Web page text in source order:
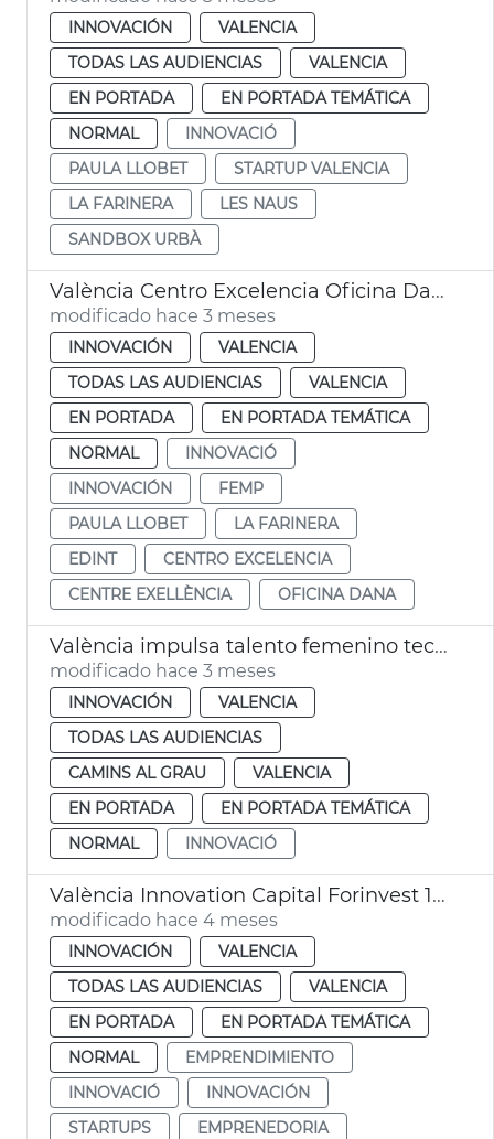
INNOVACIÓN
VALENCIA
TODAS LAS AUDIENCIAS
VALENCIA
EN PORTADA
EN PORTADA TEMÁTICA
NORMAL
INNOVACIÓ
PAULA LLOBET
STARTUP VALENCIA
LA FARINERA
LES NAUS
SANDBOX URBÀ
València Centro Excelencia Oficina Dato EDINT
modificado hace 3 meses
INNOVACIÓN
VALENCIA
TODAS LAS AUDIENCIAS
VALENCIA
EN PORTADA
EN PORTADA TEMÁTICA
NORMAL
INNOVACIÓ
INNOVACIÓN
FEMP
PAULA LLOBET
LA FARINERA
EDINT
CENTRO EXCELENCIA
CENTRE EXELLÈNCIA
OFICINA DANA
València impulsa talento femenino tecnológico con el programa ‘The Break’
modificado hace 3 meses
INNOVACIÓN
VALENCIA
TODAS LAS AUDIENCIAS
CAMINS AL GRAU
VALENCIA
EN PORTADA
EN PORTADA TEMÁTICA
NORMAL
INNOVACIÓ
València Innovation Capital Forinvest 15 startups
modificado hace 4 meses
INNOVACIÓN
VALENCIA
TODAS LAS AUDIENCIAS
VALENCIA
EN PORTADA
EN PORTADA TEMÁTICA
NORMAL
EMPRENDIMIENTO
INNOVACIÓ
INNOVACIÓN
STARTUPS
EMPRENEDORIA